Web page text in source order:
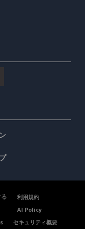
利用規約
AI Policy
セキュリティ概要